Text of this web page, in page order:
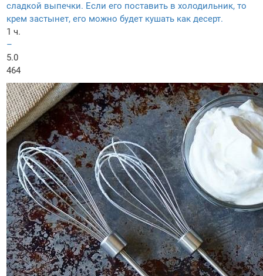
сладкой выпечки. Если его поставить в холодильник, то
крем застынет, его можно будет кушать как десерт.
1 ч.
–
5.0
464